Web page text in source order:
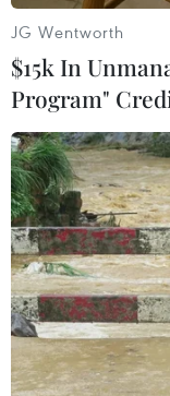
Australia hối
Trung Đông.
Nga "không có
NATO tăng chi
với Nga./.
JG Wentworth
$15k In
Program"